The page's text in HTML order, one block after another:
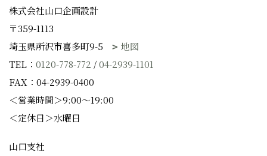
株式会社山口企画設計
〒359-1113
埼玉県所沢市喜多町9-5
地図
TEL： 0120-778-772 /04-2939-1101
FAX：04-2939-0400
＜営業時間＞9:00～19:00
＜定休日＞水曜日
山口支社